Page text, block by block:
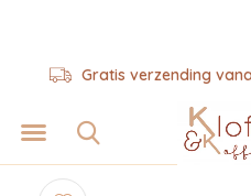
Gratis verzending